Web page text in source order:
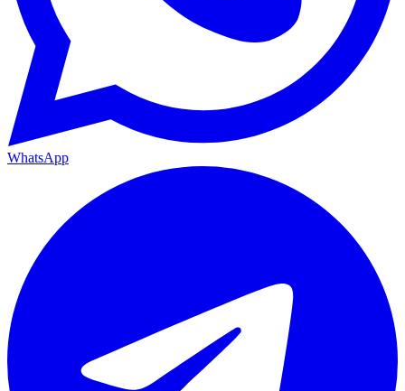
WhatsApp